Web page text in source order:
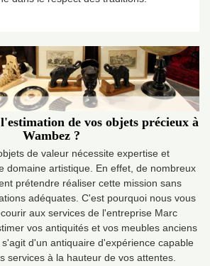
de vos objets précieux à
Wambez ?
de valeur nécessite expertise et
domaine artistique. En effet, de nombreux
prétendre réaliser cette mission sans
adéquates. C'est pourquoi nous vous
aux services de l'entreprise Marc
vos antiquités et vos meubles anciens
d'un antiquaire d'expérience capable
services à la hauteur de vos attentes.